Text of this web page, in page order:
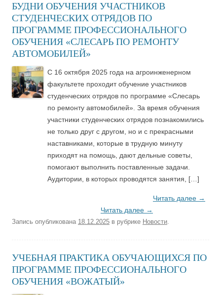
БУДНИ ОБУЧЕНИЯ УЧАСТНИКОВ
СТУДЕНЧЕСКИХ ОТРЯДОВ ПО
ПРОГРАММЕ ПРОФЕССИОНАЛЬНОГО
ОБУЧЕНИЯ «СЛЕСАРЬ ПО РЕМОНТУ
АВТОМОБИЛЕЙ»
С 16 октября 2025 года на агроинженерном
факультете проходит обучение участников
студенческих отрядов по программе «Слесарь
по ремонту автомобилей». За время обучения
участники студенческих отрядов познакомились
не только друг с другом, но и с прекрасными
наставниками, которые в трудную минуту
приходят на помощь, дают дельные советы,
помогают выполнить поставленные задачи.
Аудитории, в которых проводятся занятия, […]
Читать далее →
Читать далее →
Запись опубликована 18.12.2025 в рубрике Новости.
УЧЕБНАЯ ПРАКТИКА ОБУЧАЮЩИХСЯ ПО
ПРОГРАММЕ ПРОФЕССИОНАЛЬНОГО
ОБУЧЕНИЯ «ВОЖАТЫЙ»